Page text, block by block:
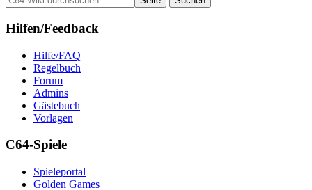
Hilfen/Feedback
Hilfe/FAQ
Regelbuch
Forum
Admins
Gästebuch
Vorlagen
C64-Spiele
Spieleportal
Golden Games